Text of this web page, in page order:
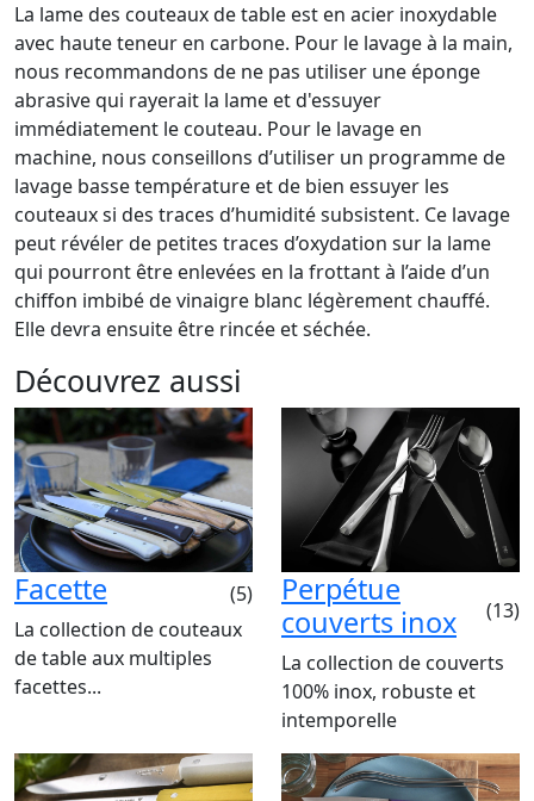
La lame des couteaux de table est en acier inoxydable
avec haute teneur en carbone. Pour le lavage à la main,
nous recommandons de ne pas utiliser une éponge
abrasive qui rayerait la lame et d'essuyer
immédiatement le couteau. Pour le lavage en
machine, nous conseillons d’utiliser un programme de
lavage basse température et de bien essuyer les
couteaux si des traces d’humidité subsistent. Ce lavage
peut révéler de petites traces d’oxydation sur la lame
qui pourront être enlevées en la frottant à l’aide d’un
chiffon imbibé de vinaigre blanc légèrement chauffé.
Elle devra ensuite être rincée et séchée.
Découvrez aussi
Facette
(5)
La collection de couteaux
de table aux multiples
facettes...
Perpétue
couverts inox
(13)
La collection de couverts
100% inox, robuste et
intemporelle